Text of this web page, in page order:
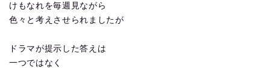
けもなれを毎週見ながら
色々と考えさせられましたが
ドラマが提示した答えは
一つではなく